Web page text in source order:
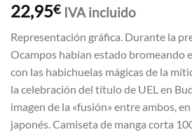
22,95€ IVA incluido
Representación gráfica. Durante la
Ocampos habían estado bromeando
con las habichuelas mágicas de la
la celebración del título de UEL en
imagen de la «fusión» entre ambos,
japonés. Camiseta de manga corta